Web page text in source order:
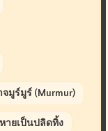
มูร์มูร์ (Murmur)
ายเป็นปลิดทิ้ง